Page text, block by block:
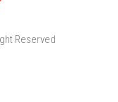
Reserved